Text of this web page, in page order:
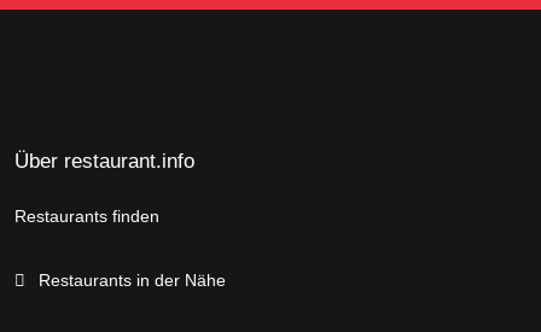
Über restaurant.info
Restaurants finden
Restaurants in der Nähe